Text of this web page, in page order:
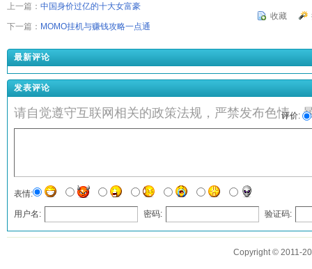
上一篇： 中国身价过亿的十大女富豪
下一篇： MOMO挂机与赚钱攻略一点通
收藏
最新评论
发表评论
请自觉遵守互联网相关的政策法规，严禁发布色情、
评价:
表情:
用户名: 密码: 验证码:
发表评论
Copyright © 2011-